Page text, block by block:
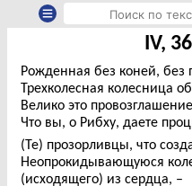
IV,
Рожденная без коней, без
Трехколесная колесница
Велико это
Что вы, о Рибху, даете
(Те) прозорливцы, что
Неопрокидывающуюся
(исходящего) из сердца, –